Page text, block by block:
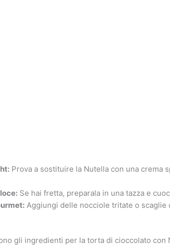
Prova a sostituire la Nutella con una crema
Se hai fretta, preparala in una tazza e
Aggiungi delle nocciole tritate o
gli ingredienti per la torta di cioccolato con